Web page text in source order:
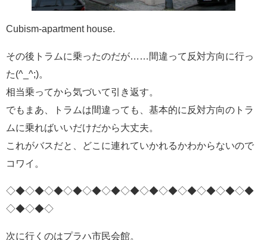
Cubism-apartment house.
その後トラムに乗ったのだが……間違って反対方向に行っ
た(^_^;)。
相当乗ってから気づいて引き返す。
でもまあ、トラムは間違っても、基本的に反対方向のトラ
ムに乗ればいいだけだから大丈夫。
これがバスだと、どこに連れていかれるかわからないので
コワイ。
◇◆◇◆◇◆◇◆◇◆◇◆◇◆◇◆◇◆◇◆◇◆◇◆◇◆
◇◆◇◆◇
次に行くのはプラハ市民会館。